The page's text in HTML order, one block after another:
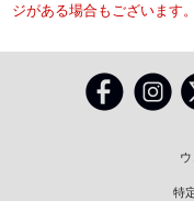
ジがある場合もございます。
特